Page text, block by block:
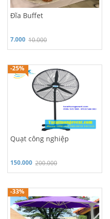
Đĩa Buffet
10.000
7.000
Hỗ trợ 24/7: 0986 970 980
-25%
Quạt công nghiệp
200.000
150.000
Hỗ trợ 24/7: 0986 970 980
-33%